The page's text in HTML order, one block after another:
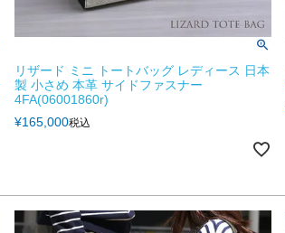
リザード ミニ トートバッグ レディース 日本
製 小さめ 本革 サイドファスナー
4FA(06001860r)
¥165,000税込